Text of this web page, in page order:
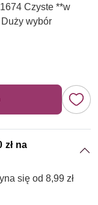
Czyste **w
wybór
zł na
się od 8,99 zł